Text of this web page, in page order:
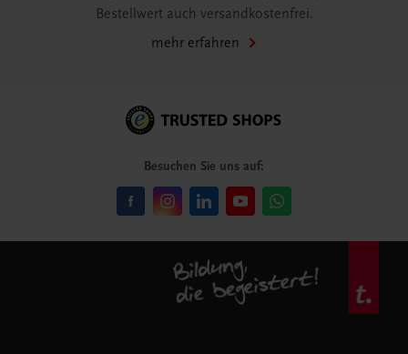
Bestellwert auch versandkostenfrei.
mehr erfahren
Besuchen Sie uns auf: